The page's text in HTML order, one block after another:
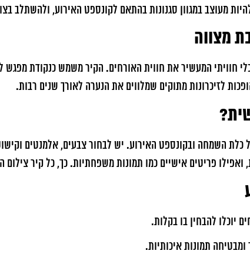
מעוצב במגוון סגנונות בהתאם לקונספט האירוע, ולהשתלב
מצווה
חוויתי המעשיר את חווית האורחים. הקיר משמש כנקודת
לזיכרונות מתוקים שמלווים את הנערה לאורך שנים רבות.
כלת השמחה ובקונספט האירוע. יש לבחור צבעים, אלמנטים
פריטים אישיים כמו תמונות משפחתיות. כך, כל קיר צילום
יוכלו להבחין בו בקלות.
תמונות איכותיות.